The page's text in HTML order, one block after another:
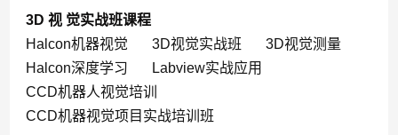
3D 视 觉实战班课程
Halcon机器视觉
3D视觉实战班
3D视觉测量
Halcon深度学习
Labview实战应用
CCD机器人视觉培训
CCD机器视觉项目实战培训班